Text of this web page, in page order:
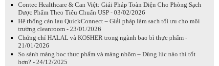
Contec Healthcare & Can Việt: Giải Pháp Toàn Diện Cho Phòng Sạch
Dược Phẩm Theo Tiêu Chuẩn USP - 03/02/2026
Hệ thống cán lau QuickConnect – Giải pháp làm sạch tối ưu cho môi
trường cleanroom - 23/01/2026
Chứng chỉ HALAL và KOSHER trong ngành bao bì thực phẩm -
21/01/2026
So sánh màng bọc thực phẩm và màng nhôm – Dùng lúc nào thì tốt
hơn? - 24/12/2025